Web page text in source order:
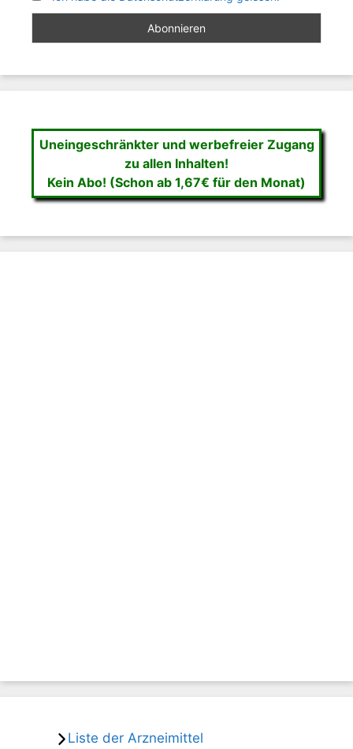
Uneingeschränkter und werbefreier Zugang
zu allen Inhalten!
Kein Abo! (Schon ab 1,67€ für den Monat)
Liste der Arzneimittel